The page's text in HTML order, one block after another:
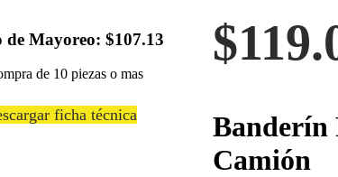
$
Banderín
Camión
de Mayoreo: $107.13
de 10 piezas o mas
ficha técnica